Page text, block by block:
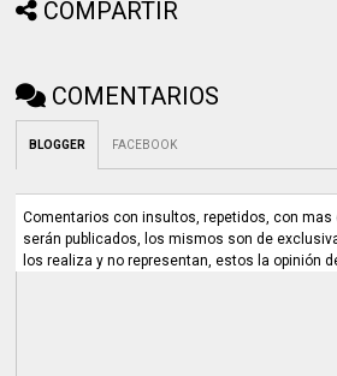
COMPARTIR
COMENTARIOS
BLOGGER FACEBOOK
Comentarios con insultos, repetidos, con
serán publicados, los mismos son de
los realiza y no representan, estos la opinión